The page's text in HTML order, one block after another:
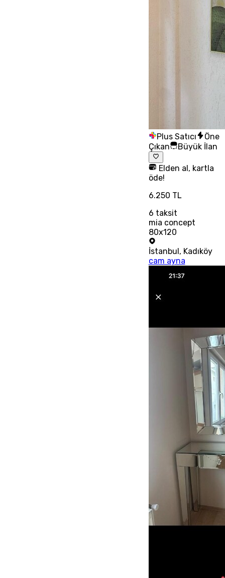
Plus Satıcı
Öne
Çıkan
Büyük İlan
Elden al, kartla
öde!
6.250 TL
6 taksit
mia concept
80x120
İstanbul, Kadıköy
cam ayna